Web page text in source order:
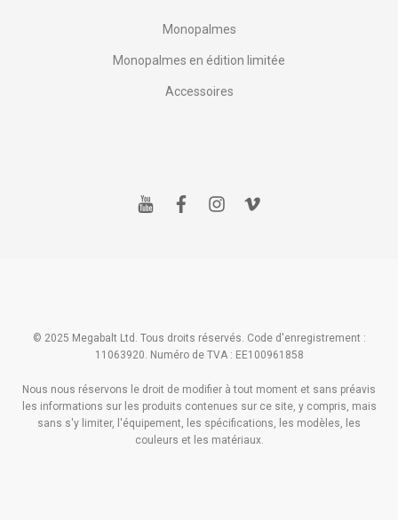
Monopalmes
Monopalmes en édition limitée
Accessoires
y f i v
© 2025 Megabalt Ltd. Tous droits réservés. Code d'enregistrement :
11063920. Numéro de TVA : EE100961858
Nous nous réservons le droit de modifier à tout moment et sans préavis
les informations sur les produits contenues sur ce site, y compris, mais
sans s'y limiter, l'équipement, les spécifications, les modèles, les
couleurs et les matériaux.